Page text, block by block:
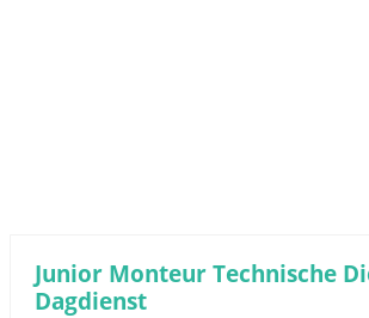
Junior Monteur Technische
Dagdienst